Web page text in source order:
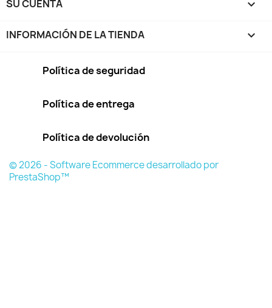
SU CUENTA 
INFORMACIÓN DE LA TIENDA keyboard_arrow_down
Política de seguridad
Política de entrega
Política de devolución
© 2026 - Software Ecommerce desarrollado por
PrestaShop™